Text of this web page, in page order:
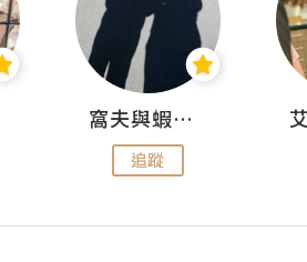
窩夫與蝦子餅
追蹤